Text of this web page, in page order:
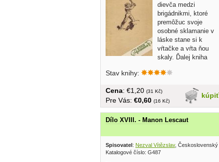
dievča medzi
brigádnikmi, ktoré
premôžuc svoje
osobné sklamanie v
láske stane si k
vŕtačke a vŕta ňou
skaly. Ďalej kniha
Stav knihy:
kúpiť
Cena: €1,20 (31 Kč)
Pre Vás: €0,60 (16 Kč)
Dílo XVIII. - Manon Lescaut
Spisovatel: Nezval Vítězslav, Československý
Katalogové číslo: G487